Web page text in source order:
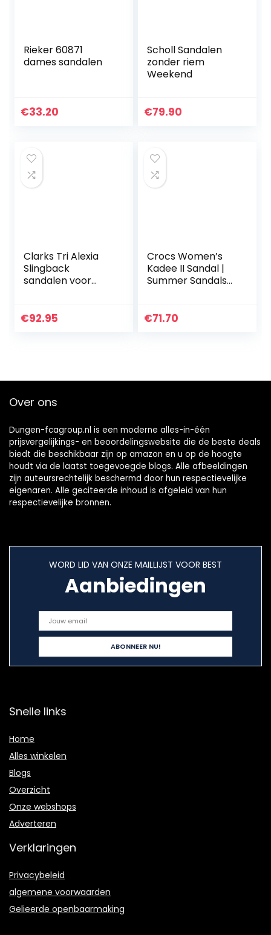
Rieker 60871
dames sandalen
€33.20
Scholl Sandalen
zonder riem
Weekend
€79.90
Clarks Tri Alexia
Slingback
sandalen voor
€92.95
Crocs Women’s
Kadee II Sandal |
Summer Sandals
dames Sandaal
€71.70
Over ons
Dungen-fcagroup.nl is een moderne alles-in-één
prijsvergelijkings- en beoordelingswebsite die de beste deals
biedt die beschikbaar zijn op amazon en u op de hoogte
houdt via de laatst toegevoegde blogs. Alle afbeeldingen
zijn auteursrechtelijk beschermd door hun respectievelijke
eigenaren. Alle geciteerde inhoud is afgeleid van hun
respectievelijke bronnen.
WORD LID VAN ONZE MAILLIJST VOOR BEST
Aanbiedingen
Snelle links
Home
Alles winkelen
Blogs
Overzicht
Onze webshops
Adverteren
Verklaringen
Privacybeleid
algemene voorwaarden
Gelieerde openbaarmaking